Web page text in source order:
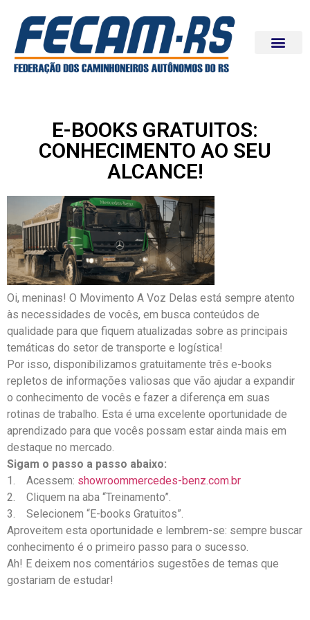
E-BOOKS GRATUITOS:
CONHECIMENTO AO SEU
ALCANCE!
Oi, meninas! O Movimento A Voz Delas está sempre atento
às necessidades de vocês, em busca conteúdos de
qualidade para que fiquem atualizadas sobre as principais
temáticas do setor de transporte e logística!
Por isso, disponibilizamos gratuitamente três e-books
repletos de informações valiosas que vão ajudar a expandir
o conhecimento de vocês e fazer a diferença em suas
rotinas de trabalho. Esta é uma excelente oportunidade de
aprendizado para que vocês possam estar ainda mais em
destaque no mercado.
Sigam o passo a passo abaixo:
1. Acessem: showroommercedes-benz.com.br
2. Cliquem na aba “Treinamento”.
3. Selecionem “E-books Gratuitos”.
Aproveitem esta oportunidade e lembrem-se: sempre buscar
conhecimento é o primeiro passo para o sucesso.
Ah! E deixem nos comentários sugestões de temas que
gostariam de estudar!